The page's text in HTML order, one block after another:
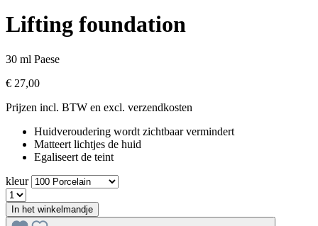
Lifting foundation
30 ml Paese
€ 27,00
Prijzen incl. BTW en excl. verzendkosten
Huidveroudering wordt zichtbaar vermindert
Matteert lichtjes de huid
Egaliseert de teint
kleur
In het winkelmandje